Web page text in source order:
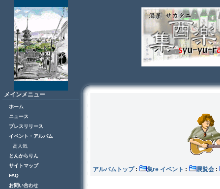
メインメニュー
ホーム
ニュース
プレスリリース
イベント・アルバム
高人気
とんからりん
サイトマップ
FAQ
お問い合わせ
アルバムトップ: 集re イベント : 展覧会 :